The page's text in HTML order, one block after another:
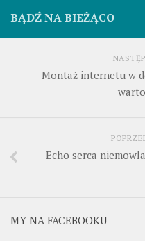
BĄDŹ NA BIEŻĄCO
Montaż internetu w
Echo serca
MY NA FACEBOOKU